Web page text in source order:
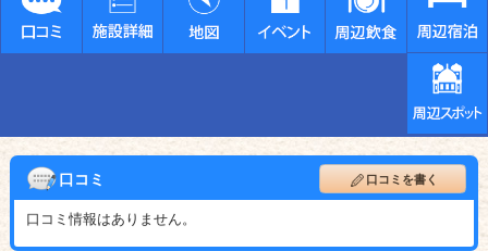
口コミ 口コミを書く
口コミ情報はありません。